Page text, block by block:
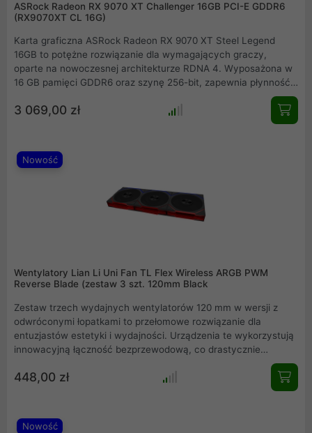
ASRock Radeon RX 9070 XT Challenger 16GB PCI-E GDDR6
(RX9070XT CL 16G)
Karta graficzna ASRock Radeon RX 9070 XT Steel Legend
16GB to potężne rozwiązanie dla wymagających graczy,
oparte na nowoczesnej architekturze RDNA 4. Wyposażona w
16 GB pamięci GDDR6 oraz szynę 256-bit, zapewnia płynność
w najwyższych rozdzielczościach. Taktowanie Boost do 2970
MHz oraz zaawansowany system chłodzenia z trzema
wentylatorami gwarantują stabilność pracy. Wsparcie dla PCI
jednostką gotową na przyszłe standardy cyfrowej rozrywki.
3 069,00 zł
Nowość
Wentylatory Lian Li Uni Fan TL Flex Wireless ARGB PWM
Reverse Blade (zestaw 3 szt. 120mm Black
Zestaw trzech wydajnych wentylatorów 120 mm w wersji z
odwróconymi łopatkami to przełomowe rozwiązanie dla
entuzjastów estetyki i wydajności. Urządzenia te wykorzystują
innowacyjną łączność bezprzewodową, co drastycznie
nieskończoności oraz potężnemu przepływowi powietrza na
poziomie 83,4 CFM, komponenty te idealnie sprawdzają się na
tym pełną personalizację parametrów pracy.
448,00 zł
Nowość